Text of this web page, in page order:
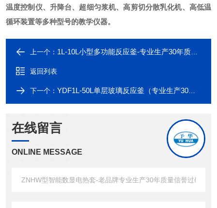
温度控制仪、升降台、超细匀浆机、高剪切分散乳化机、高低温
循环装置等多种型号的教学仪器。
上一个： 1L-10L小型多功能反应釜-专业生产30年质量信誉过硬有保障
返回列表
下一个： YDF1L-50L单层玻璃反应釜（专业生产30年老品牌质量信誉过硬有保障）
在线留言
ONLINE MESSAGE